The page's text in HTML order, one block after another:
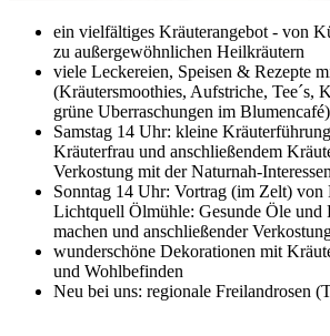
ein vielfältiges Kräuterangebot - von
zu außergewöhnlichen Heilkräutern
viele Leckereien, Speisen & Rezepte
(Kräutersmoothies, Aufstriche, Tee´s,
grüne Uberraschungen im Blumencafé)
Samstag 14 Uhr: kleine
Kräuterfrau und anschließendem
Verkostung mit der Naturnah-
Sonntag 14 Uhr: Vortrag (im Zelt)
Lichtquell Ölmühle: Gesunde Öle und
machen und anschließender
wunderschöne Dekorationen mit
und Wohlbefinden
Neu bei uns: regionale Freilandrosen